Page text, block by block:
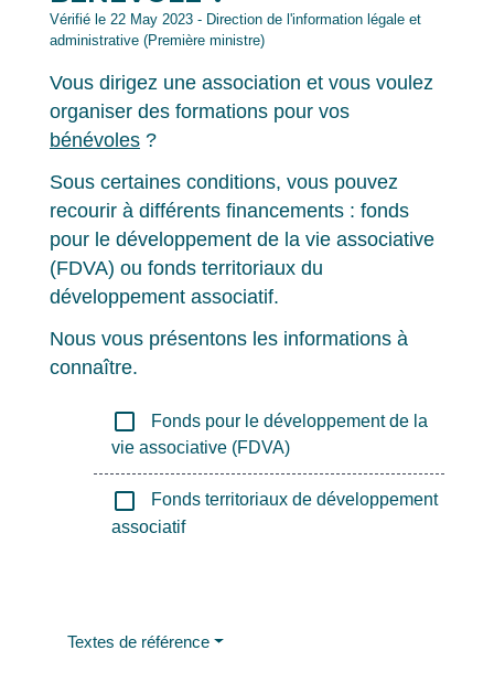
Vérifié le 22 May 2023 - Direction de l'information légale et
administrative (Première ministre)
Vous dirigez une association et vous voulez
organiser des formations pour vos
bénévoles ?
Sous certaines conditions, vous pouvez
recourir à différents financements : fonds
pour le développement de la vie associative
(FDVA) ou fonds territoriaux du
développement associatif.
Nous vous présentons les informations à
connaître.
check_box_outline_blank
Fonds pour le développement de la
vie associative (FDVA)
check_box_outline_blank
Fonds territoriaux de développement
associatif
Textes de référence